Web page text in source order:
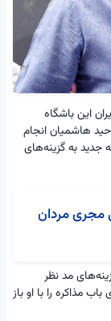
این باشگاه
هاشمیان انجام
جدید به گزینه‌های
مجری مردان
مد نظر
مذاکره را با او باز